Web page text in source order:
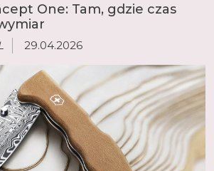
One: Tam, gdzie czas
29.04.2026